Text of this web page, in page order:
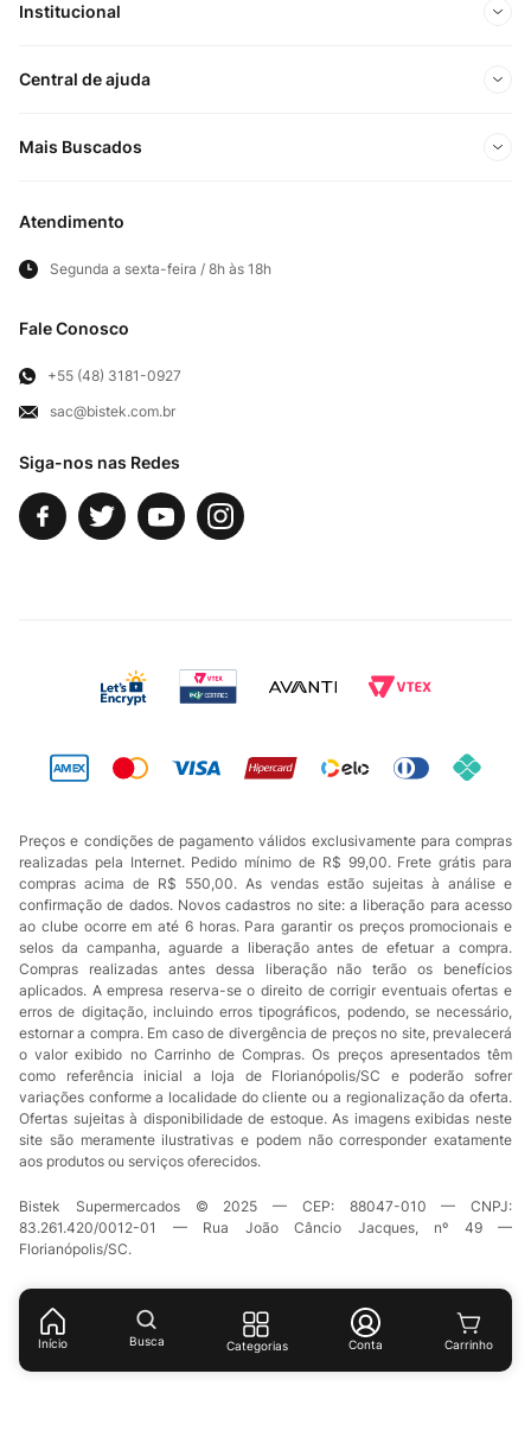
Início Busca Categorias Conta
Siga-nos nas Redes
Institucional
Sobre Nós
Privacidade e Segurança
Panfletos lojas físicas
Central de ajuda
Minha conta
Acompanhe seu pedido
Frete e Entregas
Troca e Devoluções
Exercício de Direito
Fale Conosco
Mais Buscados
Atendimento
Segunda a sexta-feira / 8h às 18h
Fale Conosco
+55 (48) 3181-0927
sac@bistek.com.br
Preços e condições de pagamento válidos exclusivamente para compras
realizadas pela Internet. Pedido mínimo de R$ 99,00. Frete grátis para
compras acima de R$ 550,00. As vendas estão sujeitas à análise e
confirmação de dados. Novos cadastros no site: a liberação para acesso
ao clube ocorre em até 6 horas. Para garantir os preços promocionais e
selos da campanha, aguarde a liberação antes de efetuar a compra.
Compras realizadas antes dessa liberação não terão os benefícios
aplicados. A empresa reserva-se o direito de corrigir eventuais ofertas e
erros de digitação, incluindo erros tipográficos, podendo, se necessário,
estornar a compra. Em caso de divergência de preços no site, prevalecerá
o valor exibido no Carrinho de Compras. Os preços apresentados têm
como referência inicial a loja de Florianópolis/SC e poderão sofrer
variações conforme a localidade do cliente ou a regionalização da oferta.
Ofertas sujeitas à disponibilidade de estoque. As imagens exibidas neste
site são meramente ilustrativas e podem não corresponder exatamente
aos produtos ou serviços oferecidos.
Bistek Supermercados © 2025 — CEP: 88047-010 — CNPJ:
83.261.420/0012-01 — Rua João Câncio Jacques, nº 49 —
Florianópolis/SC.